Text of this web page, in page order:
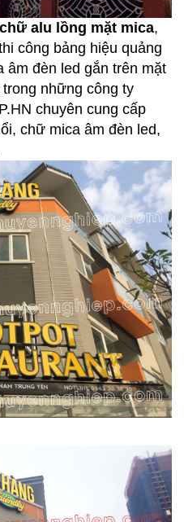
chữ alu lồng mặt mica,
công bảng hiệu quảng
âm đèn led gắn trên mặt
những công ty
chuyên cung cấp
chữ mica âm đèn led,